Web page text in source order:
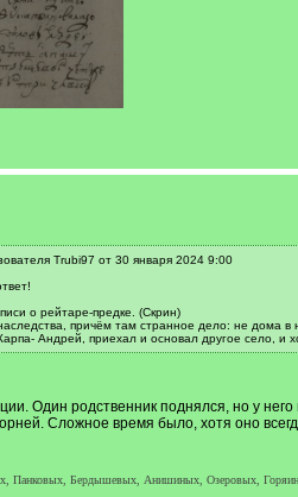
Trubi97 от 30 января 2024 9:00
о рейтаре-предке. (Скрин)
причём там странное дело: не дома в
Андрей, приехал и основал другое село, и
Один родственник поднялся, но у
Сложное время было, хотя оно
Панковых, Бердышевых, Анишиных, Озеровых,